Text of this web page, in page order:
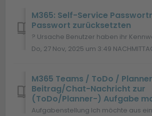
M365: Self-Service
Passwort zurücksetzten
Do, 27 Nov, 2025 um 3:49
M365 Teams / ToDo /
Beitrag/Chat-Nachricht zur
(ToDo/Planner-) Aufgabe